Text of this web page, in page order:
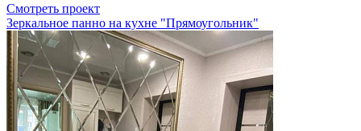
Смотреть проект
Зеркальное панно на кухне "Прямоугольник"